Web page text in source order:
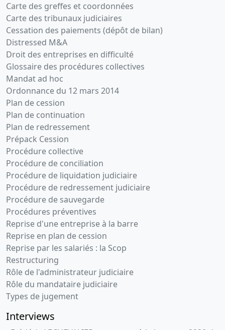
Carte des greffes et coordonnées
Carte des tribunaux judiciaires
Cessation des paiements (dépôt de bilan)
Distressed M&A
Droit des entreprises en difficulté
Glossaire des procédures collectives
Mandat ad hoc
Ordonnance du 12 mars 2014
Plan de cession
Plan de continuation
Plan de redressement
Prépack Cession
Procédure collective
Procédure de conciliation
Procédure de liquidation judiciaire
Procédure de redressement judiciaire
Procédure de sauvegarde
Procédures préventives
Reprise d'une entreprise à la barre
Reprise en plan de cession
Reprise par les salariés : la Scop
Restructuring
Rôle de l'administrateur judiciaire
Rôle du mandataire judiciaire
Types de jugement
Interviews